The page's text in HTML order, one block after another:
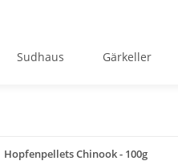
Sudhaus Gärkeller
Hopfenpellets Chinook - 100g